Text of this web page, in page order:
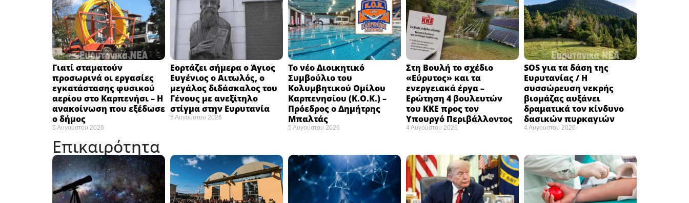
Γιατί σταματούν
προσωρινά οι εργασίες
εγκατάστασης φυσικού
αερίου στο Καρπενήσι – Η
ανακοίνωση που εξέδωσε
ο δήμος
5 Αυγούστου 2026
Εορτάζει σήμερα ο Άγιος
Ευγένιος ο Αιτωλός, ο
μεγάλος διδάσκαλος του
Γένους με ανεξίτηλο
στίγμα στην Ευρυτανία
5 Αυγούστου 2026
Το νέο Διοικητικό
Συμβούλιο του
Κολυμβητικού Ομίλου
Καρπενησίου (Κ.Ο.Κ.) –
Πρόεδρος ο Δημήτρης
Μπαλτάς
5 Αυγούστου 2026
Στη Βουλή το σχέδιο
«Εύρυτος» και τα
ενεργειακά έργα –
Ερώτηση 4 βουλευτών
του ΚΚΕ προς τον
Υπουργό Περιβάλλοντος
4 Αυγούστου 2026
SOS για τα δάση της
Ευρυτανίας / Η
συσσώρευση νεκρής
βιομάζας αυξάνει
δραματικά τον κίνδυνο
δασικών πυρκαγιών
4 Αυγούστου 2026
Επικαιρότητα